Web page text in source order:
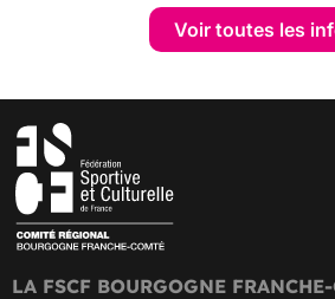
Voir toutes les
LA FSCF BOURGOGNE